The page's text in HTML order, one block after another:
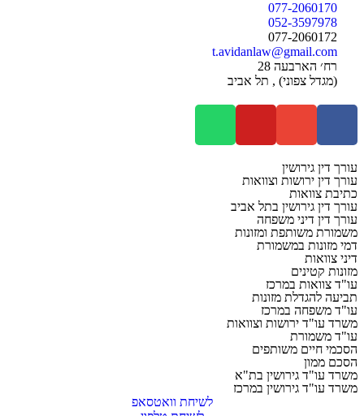
077-2060170
052-3597978
077-2060172
t.avidanlaw@gmail.com
רח׳ הארבעה 28
(מגדל צפוני) , תל אביב
עורך דין גירושין
עורך דין ירושות וצוואות
כתיבת צוואות
עורך דין גירושין בתל אביב
עורך דין דיני משפחה
משמורת משותפת ומזונות
דמי מזונות במשמורת
דיני צוואות
מזונות קטינים
עו"ד צוואות במרכז
תביעה להגדלת מזונות
עו"ד משפחה במרכז
משרד עו"ד ירושות וצוואות
עו"ד משמורת
הסכמי חיים משותפים
הסכם ממון
משרד עו"ד גירושין בת"א
משרד עו"ד גירושין במרכז
לשיחת וואטסאפ